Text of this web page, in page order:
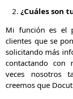
¿Cuáles son
Mi función es el
clientes que se
solicitando más
contactando con
veces nosotros
creemos que